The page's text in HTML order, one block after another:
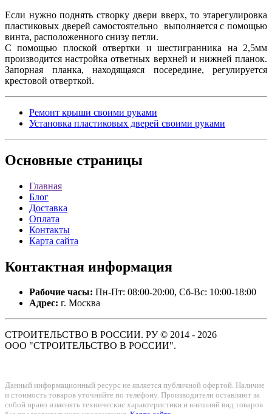
Если нужно поднять створку двери вверх, то этарегулировка
пластиковых дверей самостоятельно выполняется с помощью
винта, расположенного снизу петли.
С помощью плоской отвертки и шестигранника на 2,5мм
производится настройка ответных верхней и нижней планок.
Запорная планка, находящаяся посередине, регулируется
крестовой отверткой.
Ремонт крыши своими руками
Установка пластиковых дверей своими руками
Основные страницы
Главная
Блог
Доставка
Оплата
Контакты
Карта сайта
Контактная информация
Рабочие часы: Пн-Пт: 08:00-20:00, Сб-Вс: 10:00-18:00
Адрес: г. Москва
СТРОИТЕЛЬСТВО В РОССИИ. РУ © 2014 - 2026
ООО "СТРОИТЕЛЬСТВО В РОССИИ".
Данный информационный ресурс не является публичной офертой. Наличие
и стоимость товаров уточняйте по телефону. Производители оставляют за
собой право изменять технические характеристики и внешний вид товаров